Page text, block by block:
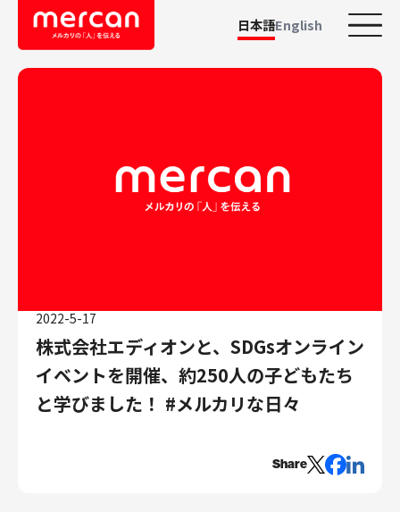
日本語English
メルカリShops
メルカリR4Dラボ
AI/LLM
職種
エンジニアリング
2022-5-17
株式会社エディオンと、SDGsオンライン
イベントを開催、約250人の子どもたち
と学びました！ #メルカリな日々
Share